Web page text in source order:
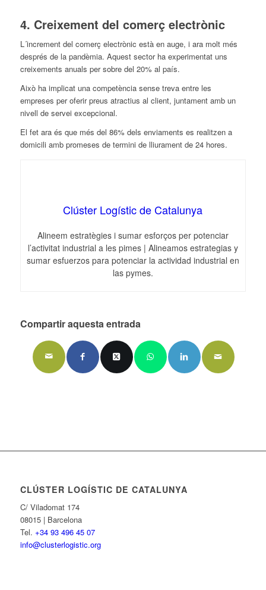
4. Creixement del comerç electrònic
L´increment del comerç electrònic està en auge, i ara molt més
després de la pandèmia. Aquest sectorha experimentat uns
creixements anuals per sobre del 20% al país.
Això ha implicat una competència sense treva entre les
empreses per oferir preus atractius al client, juntament amb un
nivell de servei excepcional.
El fet ara és quemés del 86% dels enviaments es realitzen a
domicili amb promeses de termini de lliurament de 24 hores.
Clúster Logístic de Catalunya
Alineem estratègies i sumar esforços per potenciar
l’activitat industrial a les pimes | Alineamos estrategias y
sumar esfuerzos para potenciar la actividad industrial en
las pymes.
Compartir aquesta entrada
CLÚSTER LOGÍSTIC DE CATALUNYA
C/ Viladomat 174
08015 | Barcelona
Tel. +34 93 496 45 07
info@clusterlogistic.org